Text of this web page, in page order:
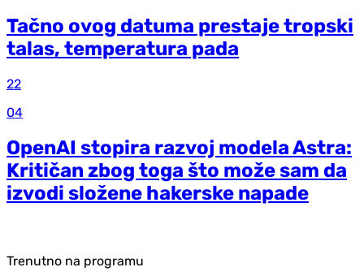
Tačno ovog datuma prestaje tropski
talas, temperatura pada
22
04
OpenAI stopira razvoj modela Astra:
Kritičan zbog toga što može sam da
izvodi složene hakerske napade
Trenutno na programu